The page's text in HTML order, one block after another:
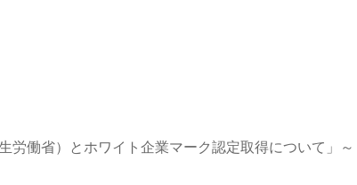
労働省）とホワイト企業マーク認定取得について」～